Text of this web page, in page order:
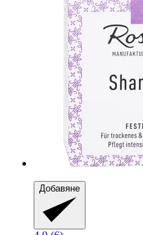
Добавяне